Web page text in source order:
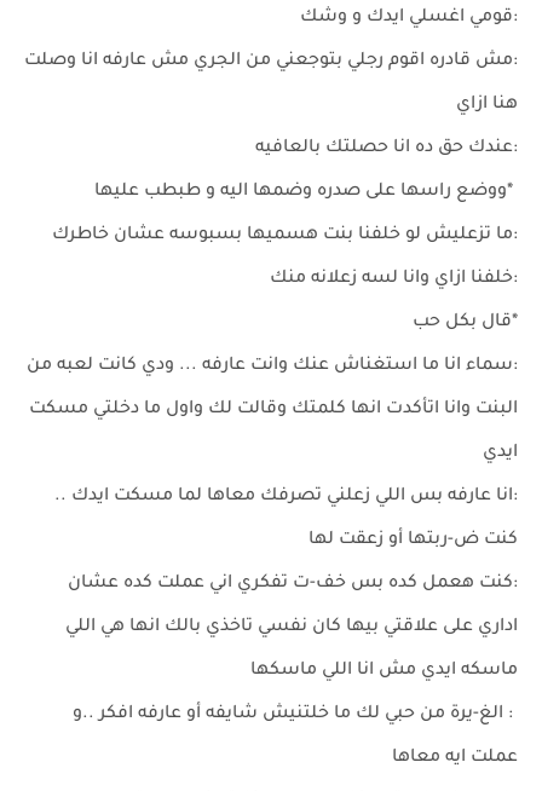
:قومي اغسلي ايدك و وشك
:مش قادره اقوم رجلي بتوجعني من الجري مش عارفه انا وصلت
هنا ازاي
:عندك حق ده انا حصلتك بالعافيه
*ووضع راسها على صدره وضمها اليه و طبطب عليها
:ما تزعليش لو خلفنا بنت هسميها بسبوسه عشان خاطرك
:خلفنا ازاي وانا لسه زعلانه منك
*قال بكل حب
:سماء انا ما استغناش عنك وانت عارفه ... ودي كانت لعبه من
البنت وانا اتأكدت انها كلمتك وقالت لك واول ما دخلتي مسكت
ايدي
:انا عارفه بس اللي زعلني تصرفك معاها لما مسكت ايدك ..
كنت ض-ربتها أو زعقت لها
:كنت هعمل كده بس خف-ت تفكري اني عملت كده عشان
اداري على علاقتي بيها كان نفسي تاخذي بالك انها هي اللي
ماسكه ايدي مش انا اللي ماسكها
: الغ-يرة من حبي لك ما خلتنيش شايفه أو عارفه افكر ..و
عملت ايه معاها